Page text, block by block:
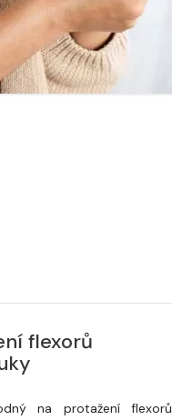
flexorů
na protažení flexorů